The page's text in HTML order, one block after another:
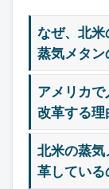
なぜ、北
蒸気メタン
アメリカ
改革する理
北米の蒸
革している